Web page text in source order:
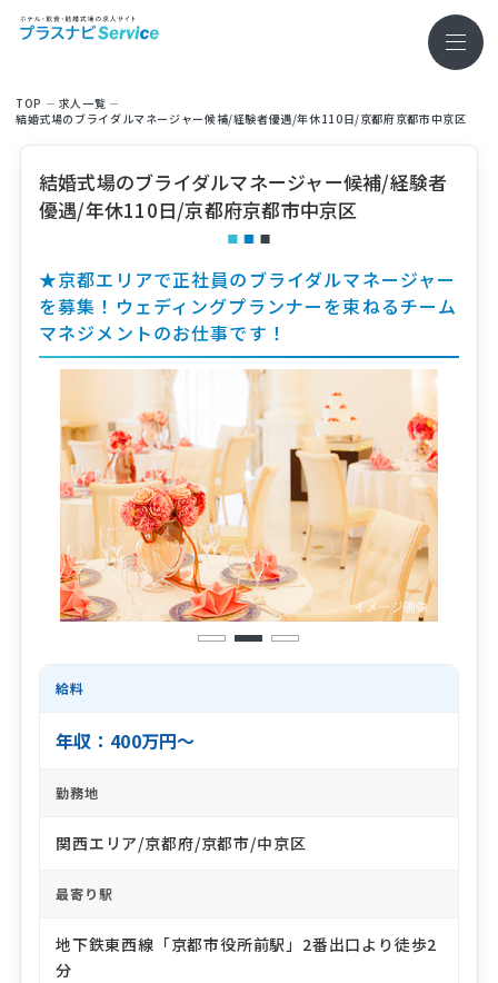
TOP
求⼈⼀覧
結婚式場のブライダルマネージャー候補/経験者優遇/年休110日/京都府京都市中京区
結婚式場のブライダルマネージャー候補/経験者
優遇/年休110日/京都府京都市中京区
★京都エリアで正社員のブライダルマネージャー
を募集！ウェディングプランナーを束ねるチーム
マネジメントのお仕事です！
1 2 3
給料
年収：400万円～
勤務地
関西エリア/京都府/京都市/中京区
最寄り駅
地下鉄東西線「京都市役所前駅」2番出口より徒歩2
分